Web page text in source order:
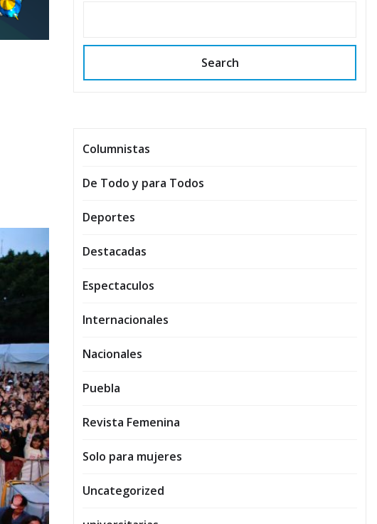
Search
Columnistas
De Todo y para Todos
Deportes
Destacadas
Espectaculos
Internacionales
Nacionales
Puebla
Revista Femenina
Solo para mujeres
Uncategorized